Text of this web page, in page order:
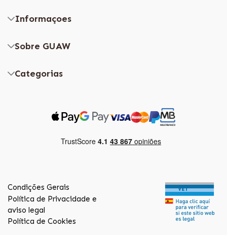
Informaçoes
Sobre GUAW
Categorias
Condições Gerais
Política de Privacidade e
aviso legal
Política de Cookies